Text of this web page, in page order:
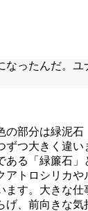
ったんだ。
部分は緑泥
つ大きく違
る「緑簾石
トロシリカ
す。大きな
、前向きな